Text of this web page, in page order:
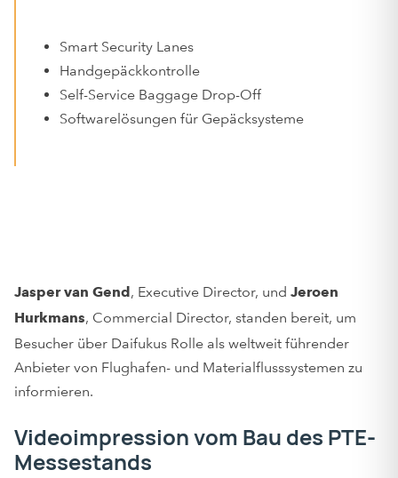
Smart Security Lanes
Handgepäckkontrolle
Self-Service Baggage Drop-Off
Softwarelösungen für Gepäcksysteme
Jasper van Gend, Executive Director, und Jeroen
Hurkmans, Commercial Director, standen bereit, um
Besucher über Daifukus Rolle als weltweit führender
Anbieter von Flughafen- und Materialflusssystemen zu
informieren.
Videoimpression vom Bau des PTE-
Messestands